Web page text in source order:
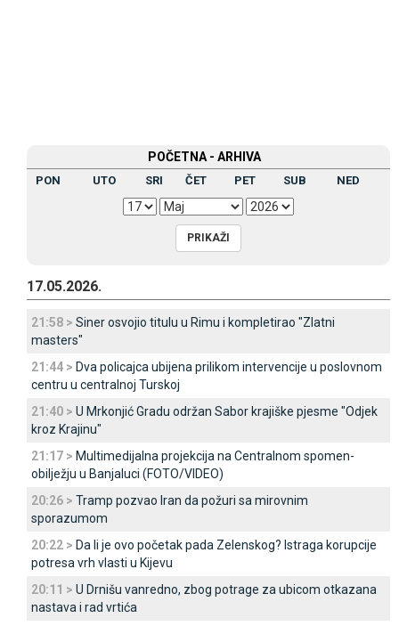
POČETNA - ARHIVA
PON UTO SRI ČET PET SUB NED
17.05.2026.
21:58 > Siner osvojio titulu u Rimu i kompletirao "Zlatni
masters"
21:44 > Dva policajca ubijena prilikom intervencije u poslovnom
centru u centralnoj Turskoj
21:40 > U Mrkonjić Gradu održan Sabor krajiške pjesme "Odjek
kroz Krajinu"
21:17 > Multimedijalna projekcija na Centralnom spomen-
obilježju u Banjaluci (FOTO/VIDEO)
20:26 > Tramp pozvao Iran da požuri sa mirovnim
sporazumom
20:22 > Da li je ovo početak pada Zelenskog? Istraga korupcije
potresa vrh vlasti u Kijevu
20:11 > U Drnišu vanredno, zbog potrage za ubicom otkazana
nastava i rad vrtića